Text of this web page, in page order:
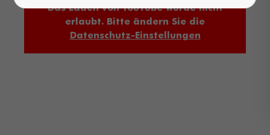
Das Laden von YouTube wurde nicht
erlaubt. Bitte ändern Sie die
Datenschutz-Einstellungen